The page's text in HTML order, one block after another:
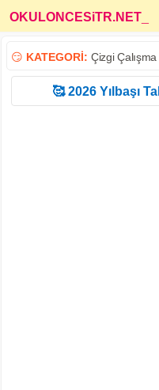
OKULONCESiTR.NET
😏 KATEGORİ: Çizgi Çalışma
🥰 2026 Yılbaşı